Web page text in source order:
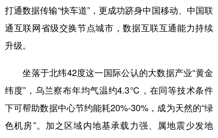
打通数据传输“快车道”，更成功跻身中国移动、中国联
通互联网省级交换节点城市，数据互联互通能力持续
升级。
坐落于北纬42度这一国际公认的大数据产业“黄金
纬度”，乌兰察布年均气温约4.3℃，在同等技术条件
下可帮助数据中心节约能耗20%-30%，成为天然的“绿
色机房”。加之区域内地基承载力强、属地震少发地